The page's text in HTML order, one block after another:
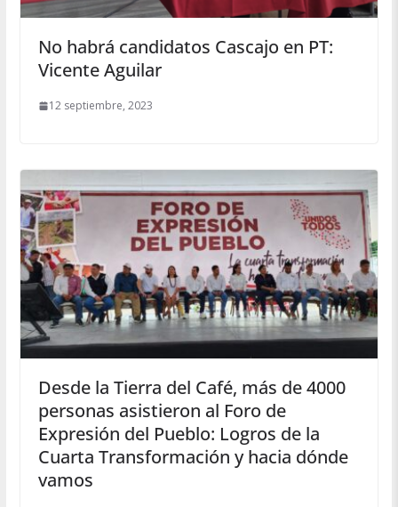
No habrá candidatos Cascajo en PT:
Vicente Aguilar
12 septiembre, 2023
Desde la Tierra del Café, más de 4000
personas asistieron al Foro de
Expresión del Pueblo: Logros de la
Cuarta Transformación y hacia dónde
vamos